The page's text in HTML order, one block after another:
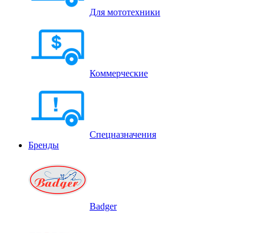
Для мототехники
Коммерческие
Спецназначения
Бренды
Badger